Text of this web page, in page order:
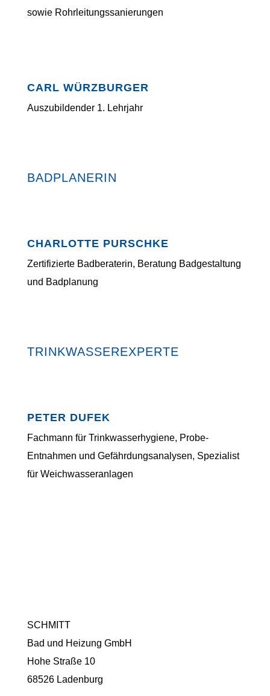
sowie Rohr­lei­tungs­sanierungen
CARL WÜRZBURGER
Auszubildender 1. Lehrjahr
BADPLANERIN
CHARLOTTE PURSCHKE
Zertifizierte Badberaterin, Beratung Badgestaltung
und Badplanung
TRINKWASSEREXPERTE
PETER DUFEK
Fachmann für Trinkwasserhygiene, Probe-
Entnahmen und Gefährdungsanalysen, Spezialist
für Weichwasseranlagen
SCHMITT
Bad und Heizung GmbH
Hohe Straße 10
68526 Ladenburg